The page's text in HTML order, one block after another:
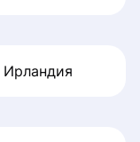
Ирландия